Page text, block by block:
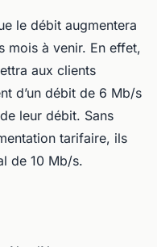
le débit augmentera
mois à venir. En effet,
aux clients
d’un débit de 6 Mb/s
leur débit. Sans
tarifaire, ils
de 10 Mb/s.